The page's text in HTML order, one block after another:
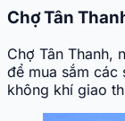
Chợ Tân
Chợ Tân Thanh,
để mua sắm các
không khí giao